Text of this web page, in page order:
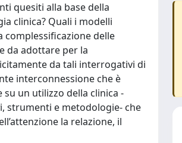
quesiti alla base della
clinica? Quali i modelli
delle
da adottare per la
da tali interrogativi di
interconnessione che è
un utilizzo della clinica -
strumenti e metodologie- che
la relazione, il